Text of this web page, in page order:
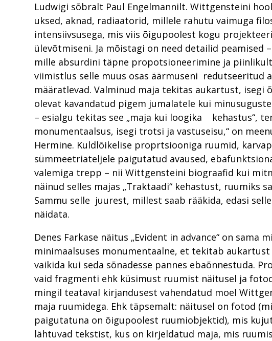
Ludwigi sõbralt Paul Engelmannilt. Wittgensteini
uksed, aknad, radiaatorid, millele rahutu vaimuga
intensiivsusega, mis viis õigupoolest kogu
ülevõtmiseni. Ja mõistagi on need detailid peamised
mille absurdini täpne propotsioneerimine ja
viimistlus selle muus osas äärmuseni redutseeritud
määratlevad. Valminud maja tekitas aukartust, isegi
olevat kavandatud pigem jumalatele kui
– esialgu tekitas see „maja kui loogika kehastus“,
monumentaalsus, isegi trotsi ja vastuseisu,“ on
Hermine. Kuldlõikelise proprtsiooniga ruumid,
sümmeetriateljele paigutatud avaused,
valemiga trepp – nii Wittgensteini biograafid kui
näinud selles majas „Traktaadi“ kehastust, ruumiks
Sammu selle juurest, millest saab rääkida, edasi
näidata.
Denes Farkase näitus „Evident in advance“ on sama
minimaalsuses monumentaalne, et tekitab
vaikida kui seda sõnadesse pannes ebaõnnestuda.
vaid fragmenti ehk küsimust ruumist näitusel ja
mingil teataval kirjandusest vahendatud moel
maja ruumidega. Ehk täpsemalt: näitusel on fotod
paigutatuna on õigupoolest ruumiobjektid), mis
lähtuvad tekstist, kus on kirjeldatud maja, mis